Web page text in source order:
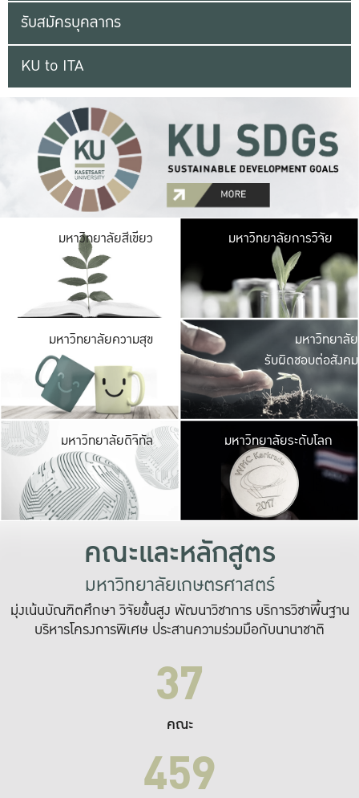
รับสมัครบุคลากร
KU to ITA
มหาวิทยาลัยสีเขียว มหาวิ
มีพื้นที่เขียวสดใส
เป็นป่าในเมือง เกษต
มหาวิทยาลัยการวิจัย
มหาวิทยาลัยความสุข มหาวิ
ค
เปิดประ
และพบเรื่องราวใ
มหาวิทยาลัย
รับผิดชอบต่อสังคม
มหาวิทยาลัยดิจิทัล มหาวิ
เปลี่ยนแปลง แล
เพื่อทำง
ระบบสารสนเทศ
มหาวิทยาลัยระดับโลก
คณะและหลักสูตร
มหาวิทยาลัยเกษตรศาสตร์
มุ่งเน้นบัณฑิตศึกษา วิจัยขั้นสูง พัฒนาวิชาการ บริการวิชาพื้นฐาน
บริหารโครงการพิเศษ ประสานความร่วมมือกับนานาชาติ
37
คณะ
459